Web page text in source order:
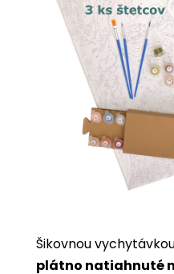
Šikovnou
plátno natiahnuté